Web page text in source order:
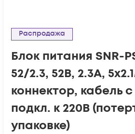
Распродажа
Блок питания SNR-
52/2.3, 52В, 2.3А,
коннектор, кабель
подкл. к 220В
упаковке)